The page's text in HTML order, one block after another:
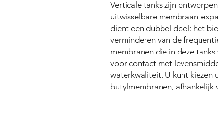
Verticale tanks zijn
uitwisselbare membraan-
dient een dubbel doel: het
verminderen van de
membranen die in deze
voor contact met
waterkwaliteit. U kunt kiezen
butylmembranen, afhankelijk